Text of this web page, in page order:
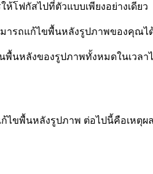
ฟกัสไปที่ตัวแบบเพียงอย่างเดียว
ารถแก้ไขพื้นหลังรูปภาพของคุณไ
พื้นหลังของรูปภาพทั้งหมดในเวลา
ไขพื้นหลังรูปภาพ ต่อไปนี้คือเหตุ